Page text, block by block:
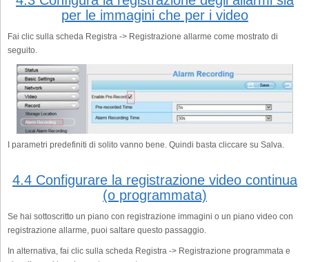
per le immagini che per i video
Fai clic sulla scheda Registra -> Registrazione allarme come mostrato di
seguito.
I parametri predefiniti di solito vanno bene. Quindi basta cliccare su Salva.
4.4 Configurare la registrazione video continua
(o programmata)
Se hai sottoscritto un piano con registrazione immagini o un piano video con
registrazione allarme, puoi saltare questo passaggio.
In alternativa, fai clic sulla scheda Registra -> Registrazione programmata e